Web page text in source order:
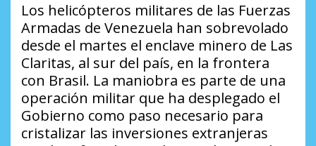
Los helicópteros militares de las Fuerzas
Armadas de Venezuela han sobrevolado
desde el martes el enclave minero de Las
Claritas, al sur del país, en la frontera
con Brasil. La maniobra es parte de una
operación militar que ha desplegado el
Gobierno como paso necesario para
cristalizar las inversiones extranjeras